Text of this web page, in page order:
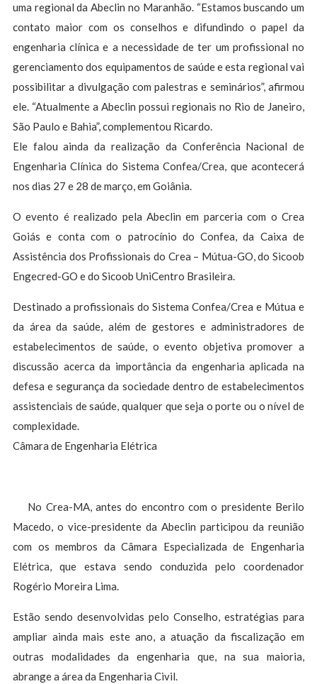
uma regional da Abeclin no Maranhão. “Estamos buscando um
contato maior com os conselhos e difundindo o papel da
engenharia clínica e a necessidade de ter um profissional no
gerenciamento dos equipamentos de saúde e esta regional vai
possibilitar a divulgação com palestras e seminários”, afirmou
ele. “Atualmente a Abeclin possui regionais no Rio de Janeiro,
São Paulo e Bahia”, complementou Ricardo.
Ele falou ainda da realização da Conferência Nacional de
Engenharia Clínica do Sistema Confea/Crea, que acontecerá
nos dias 27 e 28 de março, em Goiânia.
O evento é realizado pela Abeclin em parceria com o Crea
Goiás e conta com o patrocínio do Confea, da Caixa de
Assistência dos Profissionais do Crea – Mútua-GO, do Sicoob
Engecred-GO e do Sicoob UniCentro Brasileira.
Destinado a profissionais do Sistema Confea/Crea e Mútua e
da área da saúde, além de gestores e administradores de
estabelecimentos de saúde, o evento objetiva promover a
discussão acerca da importância da engenharia aplicada na
defesa e segurança da sociedade dentro de estabelecimentos
assistenciais de saúde, qualquer que seja o porte ou o nível de
complexidade.
Câmara de Engenharia Elétrica
No Crea-MA, antes do encontro com o presidente Berilo
Macedo, o vice-presidente da Abeclin participou da reunião
com os membros da Câmara Especializada de Engenharia
Elétrica, que estava sendo conduzida pelo coordenador
Rogério Moreira Lima.
Estão sendo desenvolvidas pelo Conselho, estratégias para
ampliar ainda mais este ano, a atuação da fiscalização em
outras modalidades da engenharia que, na sua maioria,
abrange a área da Engenharia Civil.